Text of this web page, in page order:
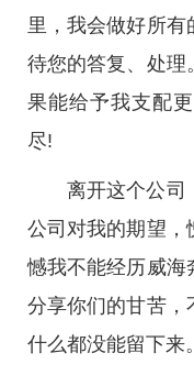
里，我会做好所
待您的答复、处理
果能给予我支配
尽!
离开这个公司
公司对我的期望，
憾我不能经历威海
分享你们的甘苦，
什么都没能留下来。